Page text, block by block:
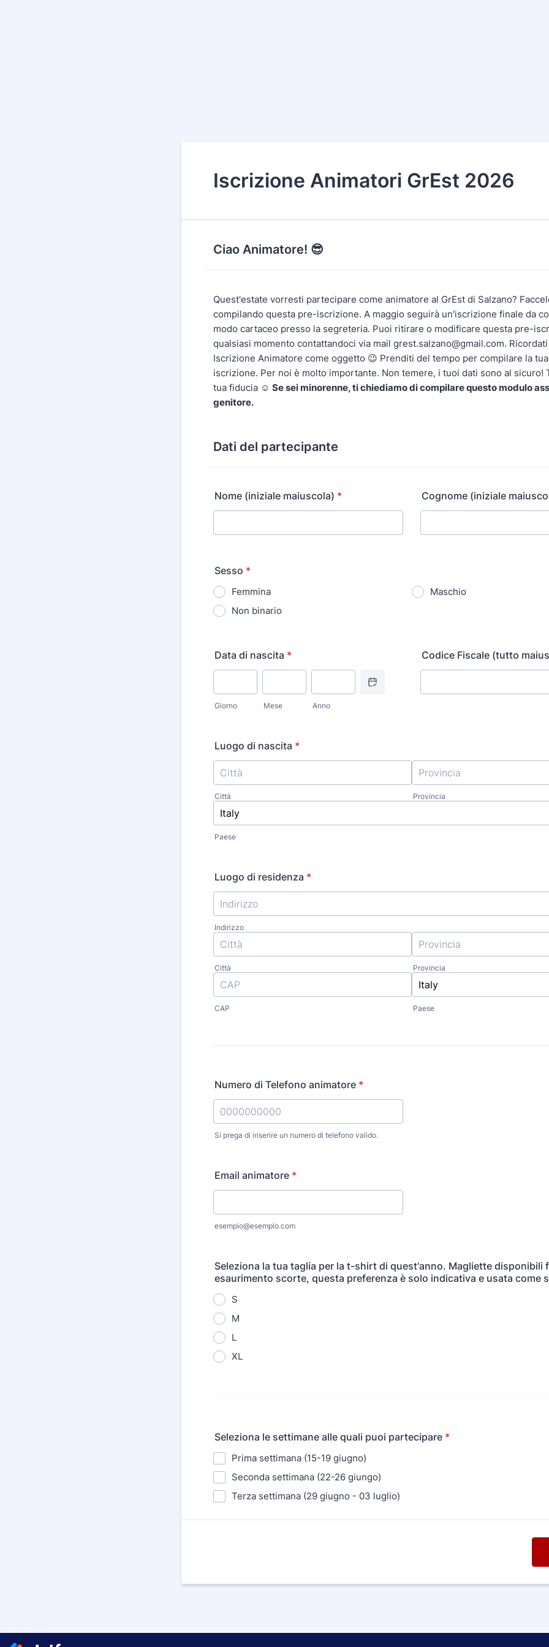
Iscrizione Animatori GrEst 2026
Ciao Animatore! 😎
Quest'estate vorresti partecipare come animatore al GrEst di Salzano?
compilando questa pre-iscrizione. A maggio seguirà un'iscrizione finale da
modo cartaceo presso la segreteria. Puoi ritirare o modificare questa pre-
qualsiasi momento contattandoci via mail grest.salzano@gmail.com.
Iscrizione Animatore come oggetto 😉 Prenditi del tempo per compilare la
iscrizione. Per noi è molto importante. Non temere, i tuoi dati sono al sicuro!
tua fiducia ☺️ Se sei minorenne, ti chiediamo di compilare questo modulo
genitore.
Dati del partecipante
Nome (iniziale maiuscola) * Cognome (iniziale
Sesso *
Femmina
Maschio
Non binario
Data di nascita *
Giorno Mese Anno
Codice Fiscale (tutto
Luogo di nascita *
Città Provincia
Paese
Luogo di residenza *
Indirizzo
Città Provincia
CAP Paese
Numero di Telefono animatore *
Si prega di inserire un numero di telefono valido.
Email animatore *
esempio@esempio.com
Seleziona la tua taglia per la t-shirt di quest'anno. Magliette disponibili
esaurimento scorte, questa preferenza è solo indicativa e usata come
S
M
L
XL
Seleziona le settimane alle quali puoi partecipare *
Prima settimana (15-19 giugno)
Seconda settimana (22-26 giungo)
Terza settimana (29 giugno - 03 luglio)